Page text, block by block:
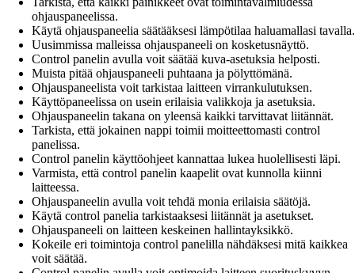
ohjauspaneelissa.
Käytä ohjauspaneelia säätääksesi lämpötilaa haluamallasi tavalla.
Uusimmissa malleissa ohjauspaneeli on kosketusnäyttö.
Control panelin avulla voit säätää kuva-asetuksia helposti.
Muista pitää ohjauspaneeli puhtaana ja pölyttömänä.
Ohjauspaneelista voit tarkistaa laitteen virrankulutuksen.
Käyttöpaneelissa on usein erilaisia valikkoja ja asetuksia.
Ohjauspaneelin takana on yleensä kaikki tarvittavat liitännät.
Tarkista, että jokainen nappi toimii moitteettomasti control
panelissa.
Control panelin käyttöohjeet kannattaa lukea huolellisesti läpi.
Varmista, että control panelin kaapelit ovat kunnolla kiinni
laitteessa.
Ohjauspaneelin avulla voit tehdä monia erilaisia säätöjä.
Käytä control panelia tarkistaaksesi liitännät ja asetukset.
Ohjauspaneeli on laitteen keskeinen hallintayksikkö.
Kokeile eri toimintoja control panelilla nähdäksesi mitä kaikkea
voit säätää.